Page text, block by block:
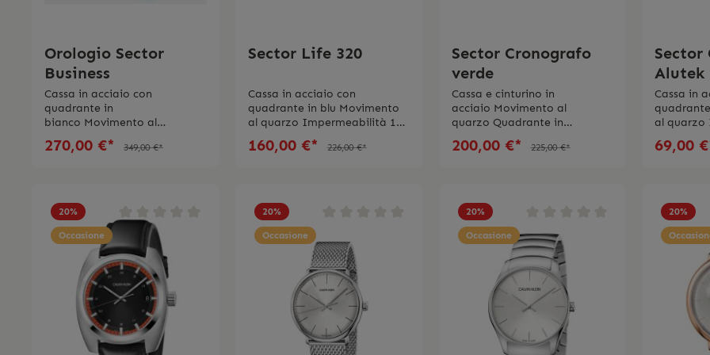
Orologio Sector
Business
Cassa in acciaio con
quadrante in
bianco Movimento al
quarzo Cronografo,
datarioCinturino in pelle Vetro
spedito con la scatola e le
istruzioni d’uso originali
270,00 €* 349,00 €*
Sector Life 320
Cassa in acciaio con
quadrante in blu Movimento
al quarzo Impermeabilità 10
garanzia L’orologio viene
160,00 €* 226,00 €*
Sector Cronografo
verde
Cassa e cinturino in
acciaio Movimento al
quarzo Quadrante in
nero Lunetta girevola in
verde Funzioni data e
spedito con la scatola e le
istruzioni d’uso originali.
200,00 €* 225,00 €*
Sector
Alutek
Cassa in
al quarzo
fino 10
garanzia
69,00
20%
Occasione
20%
Occasione
20%
Occasione
20%